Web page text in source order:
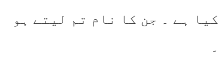
کیا ہے ۔ جن کا نام تم لیتے ہو
۔